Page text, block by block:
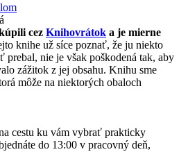
cez Knihovrátok a je mierne
knihe už síce poznať, že ju niekto
prebal, nie je však poškodená tak, aby
zážitok z jej obsahu. Knihu sme
môže na niektorých obaloch
cestu ku vám vybrať prakticky
do 13:00 v pracovný deň,